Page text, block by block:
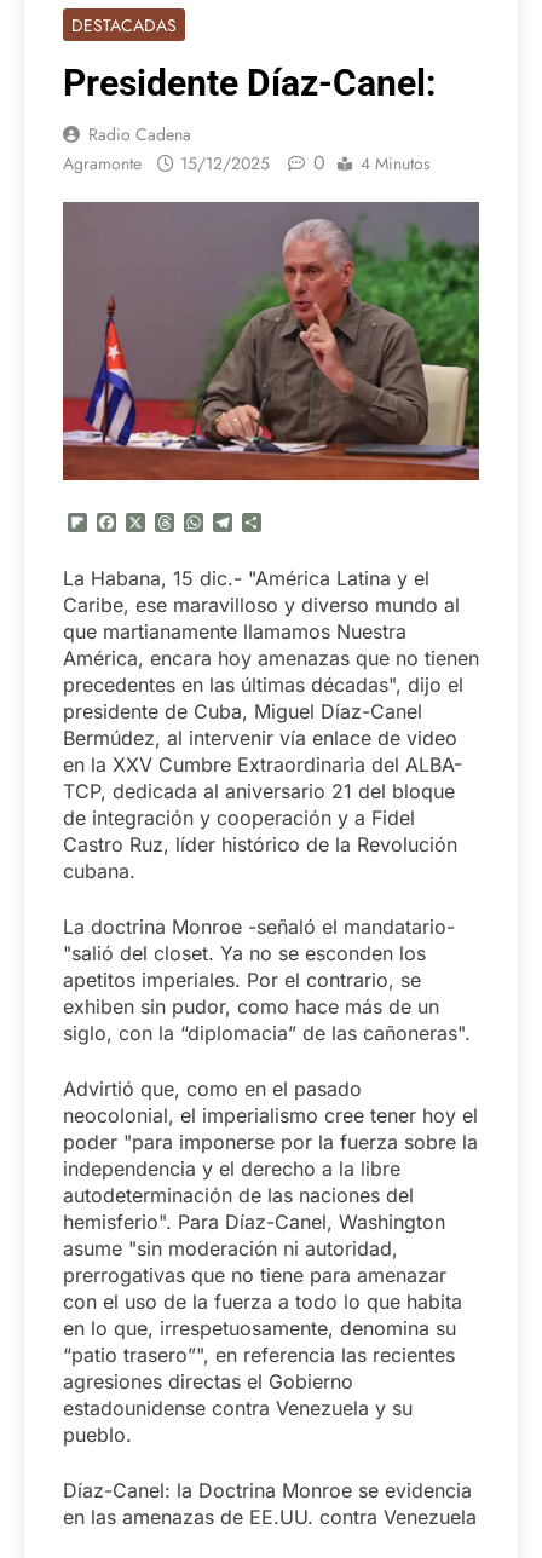
DESTACADAS
Presidente Díaz-Canel:
Radio Cadena
Agramonte
15/12/2025 0 4 Minutos
Flipboard
FacebookThreadsWhatsApp
Telegram
La Habana, 15 dic.- "América Latina y el
Caribe, ese maravilloso y diverso mundo al
que martianamente llamamos Nuestra
América, encara hoy amenazas que no tienen
precedentes en las últimas décadas", dijo el
presidente de Cuba, Miguel Díaz-Canel
Bermúdez, al intervenir vía enlace de video
en la XXV Cumbre Extraordinaria del ALBA-
TCP, dedicada al aniversario 21 del bloque
de integración y cooperación y a Fidel
Castro Ruz, líder histórico de la Revolución
cubana.
La doctrina Monroe -señaló el mandatario-
"salió del closet. Ya no se esconden los
apetitos imperiales. Por el contrario, se
exhiben sin pudor, como hace más de un
siglo, con la “diplomacia” de las cañoneras".
Advirtió que, como en el pasado
neocolonial, el imperialismo cree tener hoy el
poder "para imponerse por la fuerza sobre la
independencia y el derecho a la libre
autodeterminación de las naciones del
hemisferio". Para Díaz-Canel, Washington
asume "sin moderación ni autoridad,
prerrogativas que no tiene para amenazar
con el uso de la fuerza a todo lo que habita
en lo que, irrespetuosamente, denomina su
“patio trasero”", en referencia las recientes
agresiones directas el Gobierno
estadounidense contra Venezuela y su
pueblo.
Díaz-Canel: la Doctrina Monroe se evidencia
en las amenazas de EE.UU. contra Venezuela